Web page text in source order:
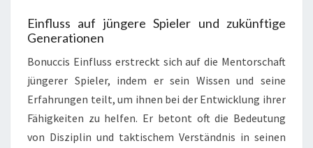
Einfluss auf jüngere Spieler und zukünftige
Generationen
Bonuccis Einfluss erstreckt sich auf die Mentorschaft
jüngerer Spieler, indem er sein Wissen und seine
Erfahrungen teilt, um ihnen bei der Entwicklung ihrer
Fähigkeiten zu helfen. Er betont oft die Bedeutung
von Disziplin und taktischem Verständnis in seinen